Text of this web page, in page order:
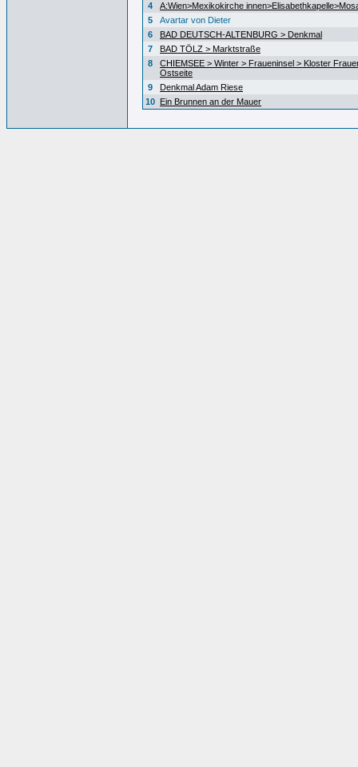
4
A:Wien>Mexikokirche
5
Avartar von Dieter
6
BAD DEUTSCH-ALTENBURG > Denkmal
7
BAD TÖLZ > Marktstraße
8
CHIEMSEE > Winter > Fraueninsel > Kloster
Ostseite
9
Denkmal Adam Riese
10 Ein Brunnen an der Mauer